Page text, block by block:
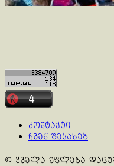
კონტაქტი
ჩვენ შესახებ
© ყველა უფლება